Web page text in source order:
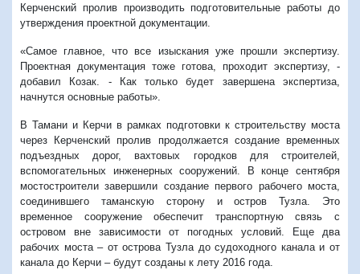
Керченский пролив производить подготовительные работы до
утверждения проектной документации.
«Самое главное, что все изыскания уже прошли экспертизу.
Проектная документация тоже готова, проходит экспертизу, -
добавил Козак. - Как только будет завершена экспертиза,
начнутся основные работы».
В Тамани и Керчи в рамках подготовки к строительству моста
через Керченский пролив продолжается создание временных
подъездных дорог, вахтовых городков для строителей,
вспомогательных инженерных сооружений. В конце сентября
мостостроители завершили создание первого рабочего моста,
соединившего таманскую сторону и остров Тузла. Это
временное сооружение обеспечит транспортную связь с
островом вне зависимости от погодных условий. Еще два
рабочих моста – от острова Тузла до судоходного канала и от
канала до Керчи – будут созданы к лету 2016 года.